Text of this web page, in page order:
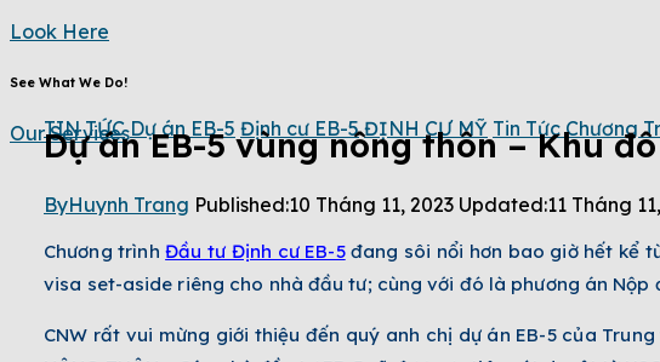
Look Here
See What We Do!
Our Services
TIN TỨC Dự án EB-5 Định cư EB-5 ĐỊNH CƯ MỸ Tin Tức Chương
Dự án EB-5 vùng nông thôn – Khu
ByHuynh Trang Published:10 Tháng 11, 2023 Updated:11 Tháng
Chương trìnhĐầu tư Định cư EB-5đang sôi nổi hơn bao giờ hết kể
visa set-aside riêng cho nhà đầu tư; cùng với đó là phương án
CNW rất vui mừng giới thiệu đến quý anh chị dự án EB-5 của